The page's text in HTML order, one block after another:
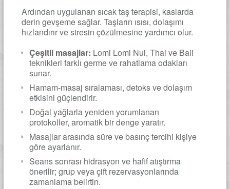
Ardından uygulanan sıcak taş terapisi, kaslarda
derin gevşeme sağlar. Taşların ısısı, dolaşımı
hızlandırır ve stresin çözülmesine yardımcı olur.
Çeşitli masajlar: Lomi Lomi Nui, Thai ve Bali
teknikleri farklı germe ve rahatlama odakları
sunar.
Hamam-masaj sıralaması, detoks ve dolaşım
etkisini güçlendirir.
Doğal yağlarla yeniden yorumlanan
protokoller, aromatik bir denge yaratır.
Masajlar arasında süre ve basınç tercihi kişiye
göre ayarlanır.
Seans sonrası hidrasyon ve hafif atıştırma
önerilir; grup veya çift rezervasyonlarında
zamanlama belirtin.